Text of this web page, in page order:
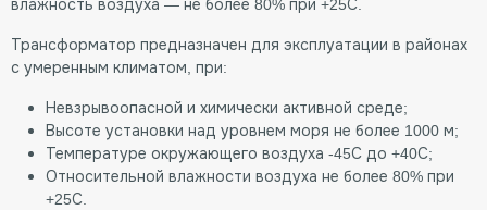
влажность воздуха — не более 80% при +25С.
Трансформатор предназначен для эксплуатации в районах
с умеренным климатом, при:
Невзрывоопасной и химически активной среде;
Высоте установки над уровнем моря не более 1000 м;
Температуре окружающего воздуха -45С до +40С;
Относительной влажности воздуха не более 80% при
+25С.